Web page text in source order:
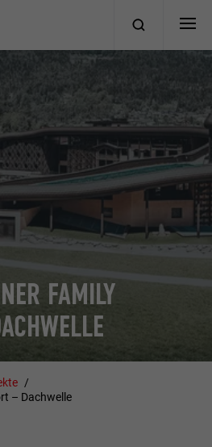
FAMILY
– Dachwelle